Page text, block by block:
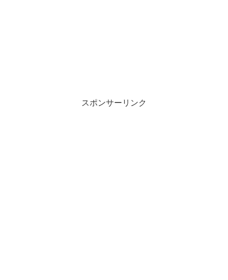
スポンサーリンク